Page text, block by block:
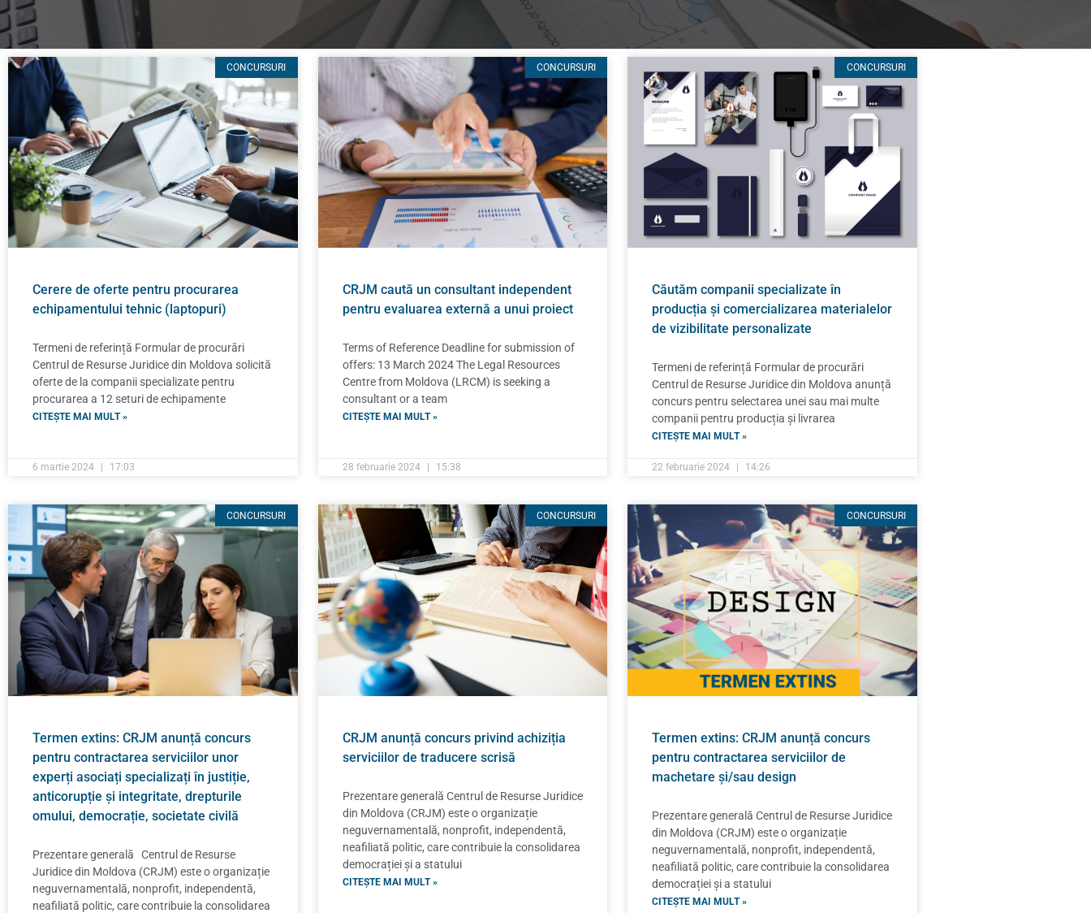
CONCURSURI
Cerere de oferte pentru procurarea
echipamentului tehnic (laptopuri)
Termeni de referință Formular de procurări
Centrul de Resurse Juridice din Moldova solicită
oferte de la companii specializate pentru
procurarea a 12 seturi de echipamente
CITEȘTE MAI MULT »
6 martie 2024 17:03
CONCURSURI
CRJM caută un consultant independent
pentru evaluarea externă a unui proiect
Terms of Reference Deadline for submission of
offers: 13 March 2024 The Legal Resources
Centre from Moldova (LRCM) is seeking a
consultant or a team
CITEȘTE MAI MULT »
28 februarie 2024 15:38
CONCURSURI
Căutăm companii specializate în
producția și comercializarea materialelor
de vizibilitate personalizate
Termeni de referință Formular de procurări
Centrul de Resurse Juridice din Moldova anunță
concurs pentru selectarea unei sau mai multe
companii pentru producția și livrarea
CITEȘTE MAI MULT »
22 februarie 2024 14:26
CONCURSURI
Termen extins: CRJM anunță concurs
pentru contractarea serviciilor unor
experți asociați specializați în justiție,
anticorupție și integritate, drepturile
omului, democrație, societate civilă
Prezentare generală Centrul de Resurse
Juridice din Moldova (CRJM) este o organizație
neguvernamentală, nonprofit, independentă,
neafiliată politic, care contribuie la consolidarea
CONCURSURI
CRJM anunță concurs privind achiziția
serviciilor de traducere scrisă
Prezentare generală Centrul de Resurse Juridice
din Moldova (CRJM) este o organizație
neguvernamentală, nonprofit, independentă,
neafiliată politic, care contribuie la consolidarea
democrației și a statului
CITEȘTE MAI MULT »
CONCURSURI
Termen extins: CRJM anunță concurs
pentru contractarea serviciilor de
machetare și/sau design
Prezentare generală Centrul de Resurse Juridice
din Moldova (CRJM) este o organizație
neguvernamentală, nonprofit, independentă,
neafiliată politic, care contribuie la consolidarea
democrației și a statului
CITEȘTE MAI MULT »